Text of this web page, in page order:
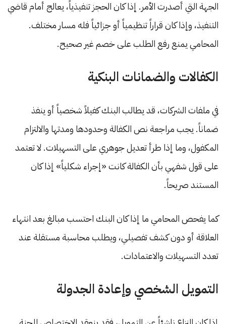
الجهة التي أصدرت الأمر. إذا كان الحجز تنفيذياً، يعالج أمام قاضي
التنفيذ، وإذا كان قراراً تنظيمياً أو جزائياً فله مسار مختلف.
المحامي يمنع رفع الطلب على خصم غير صحيح.
الكفالات والضمانات البنكية
في ملفات الشركات، قد يطالب البنك كفيلاً شخصياً أو ينفذ
ضماناً. يجب مراجعة نص الكفالة وحدودها ومدتها والالتزام
المكفول، وما إذا طرأ تعديل جوهري على التسهيلات. لا تعتمد
على قول شفهي بأن الكفالة كانت «إجراء شكلياً» إذا كان
المستند صريحاً.
كما يفحص المحامي ما إذا كان البنك احتسب مبالغ بعد انتهاء
العلاقة أو دون كشف تفصيلي، ويطلب محاسبة مستقلة عند
تعدد التسهيلات والاعتمادات.
التمويل الشخصي وإعادة الجدولة